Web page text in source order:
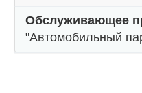
Обслуживающее
"Автомобильный